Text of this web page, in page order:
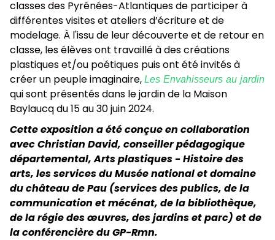
classes des Pyrénées-Atlantiques de participer à
différentes visites et ateliers d’écriture et de
modelage. À l'issu de leur découverte et de retour en
classe, les élèves ont travaillé à des créations
plastiques et/ou poétiques puis ont été invités à
créer un peuple imaginaire,Les Envahisseurs au jardin
qui sont présentés dans le jardin de la Maison
Baylaucq du 15 au 30 juin 2024.
Cette exposition a été conçue en collaboration
avec Christian David, conseiller pédagogique
départemental, Arts plastiques - Histoire des
arts, les services du Musée national et domaine
du château de Pau (services des publics, de la
communication et mécénat, de la bibliothèque,
de la régie des œuvres, des jardins et parc) et de
la conférencière du GP-Rmn.